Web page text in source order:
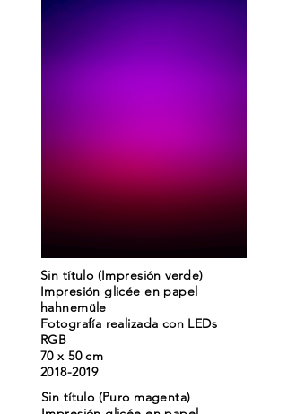
Sin título (Impresión verde)
Impresión glicée en papel
hahnemüle
Fotografía realizada con LEDs
RGB
70 x 50 cm
2018-2019
Sin título (Puro magenta)